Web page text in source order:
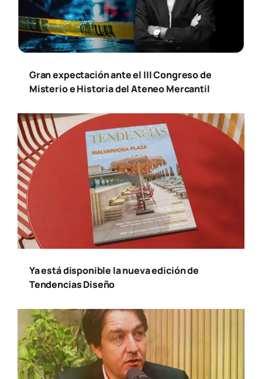
Gran expectación ante el III Congreso de
Misterio e Historia del Ateneo Mercantil
Ya está disponible la nueva edición de
Tendencias Diseño